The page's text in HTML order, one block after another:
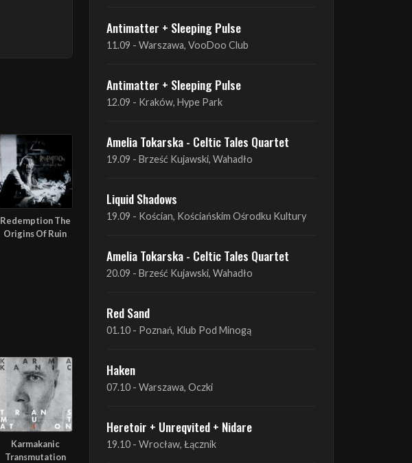
Redemption The
Origins Of Ruin
Karmakanic
Transmutation
Antimatter + Sleeping Pulse
12.09 - Kraków, Hype Park
Amelia Tokarska - Celtic Tales Quartet
19.09 - Brześć Kujawski, Wahadło
Liquid Shadows
19.09 - Kościan, Kościańskim Ośrodku Kultury
Amelia Tokarska - Celtic Tales Quartet
20.09 - Brześć Kujawski, Wahadło
Red Sand
01.10 - Poznań, Klub Pod Minogą
Haken
07.10 - Warszawa, Oczki
Heretoir + Unreqvited + Nidare
19.10 - Wrocław, Łącznik
THE SISTERS OF MERCY
22.10 - Wrocław, A2 - Centrum Koncertowe